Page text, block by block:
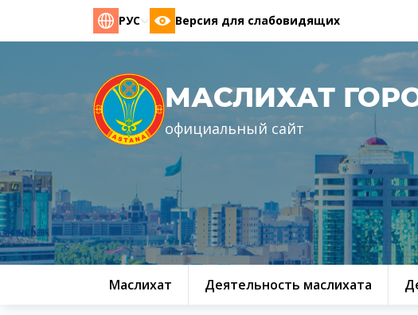
РУС Версия для слабовидящих
МАСЛИХАТ
официальный сайт
Маслихат Деятельность маслихата